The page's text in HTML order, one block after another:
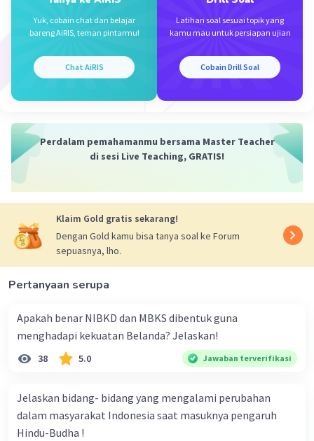
kekuatan fisik dan mental.
Oleh karena itu, jawaban yang tepat adalah c.
primus interpares
Iklan
Yuk, cobain chat dan belajar
bareng AiRIS, teman pintarmu!
Chat AiRIS
Latihan soal sesuai topik yang
kamu mau untuk persiapan ujian
Cobain Drill Soal
Perdalam pemahamanmu bersama Master Teacher
di sesi Live Teaching, GRATIS!
Klaim Gold gratis sekarang!
Dengan Gold kamu bisa tanya soal ke Forum
sepuasnya, lho.
Pertanyaan serupa
Apakah benar NIBKD dan MBKS dibentuk guna
menghadapi kekuatan Belanda? Jelaskan!
38 5.0 Jawaban terverifikasi
Jelaskan bidang- bidang yang mengalami perubahan
dalam masyarakat Indonesia saat masuknya pengaruh
Hindu-Budha !